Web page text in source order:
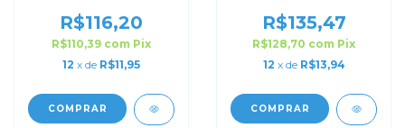
R$116,20
R$110,39 com Pix
12 x de R$11,95
COMPRAR
Zip Lock
R$135,47
R$128,70 com Pix
12 x de R$13,94
COMPRAR